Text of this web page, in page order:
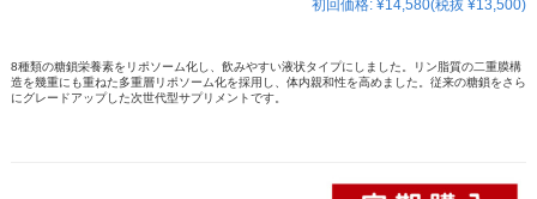
初回価格: ¥14,580(税抜 ¥13,500)
8種類の糖鎖栄養素をリポソーム化し、飲みやすい液状タイプにしました。リン脂質の二重膜構
造を幾重にも重ねた多重層リポソーム化を採用し、体内親和性を高めました。従来の糖鎖をさら
にグレードアップした次世代型サプリメントです。